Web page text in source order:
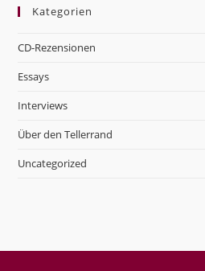
Kategorien
CD-Rezensionen
Essays
Interviews
Über den Tellerrand
Uncategorized